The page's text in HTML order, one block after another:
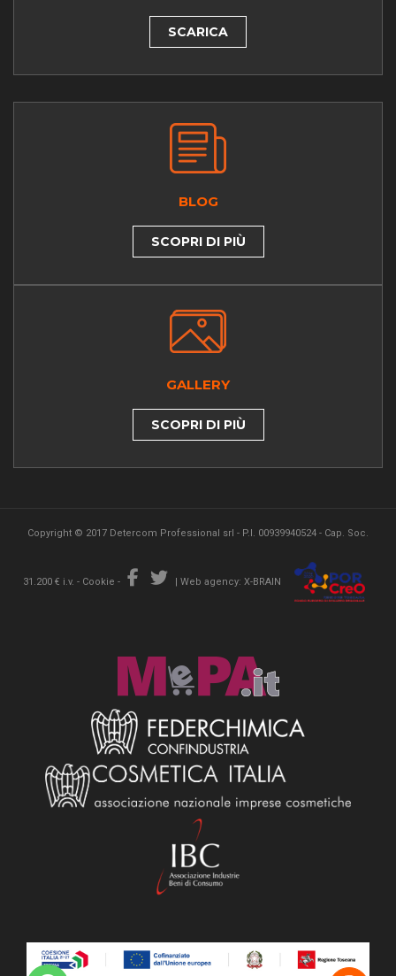
SCARICA
BLOG
SCOPRI DI PIÙ
GALLERY
SCOPRI DI PIÙ
Copyright © 2017 Detercom Professional srl - P.I. 00939940524 - Cap. Soc.
31.200 € i.v. - Cookie - | Web agency: X-BRAIN